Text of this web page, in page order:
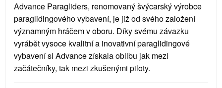
Advance Paragliders, renomovaný švýcarský výrobce
paraglidingového vybavení, je již od svého založení
významným hráčem v oboru. Díky svému závazku
vyrábět vysoce kvalitní a inovativní paraglidingové
vybavení si Advance získala oblibu jak mezi
začátečníky, tak mezi zkušenými piloty.